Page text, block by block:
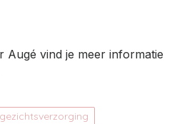
Augé vind je meer informatie
gezichtsverzorging